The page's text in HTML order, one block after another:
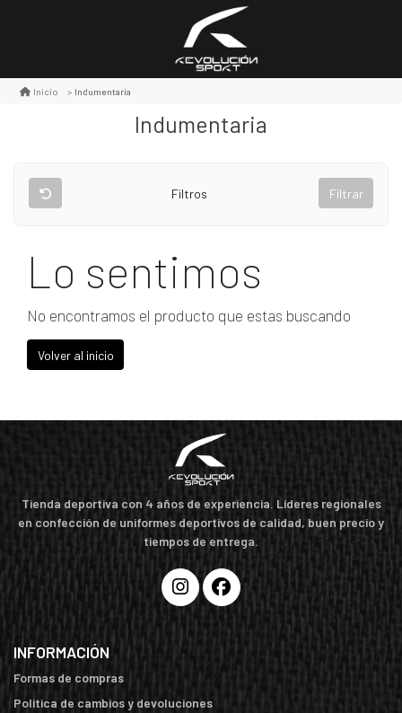
Inicio Indumentaria
Indumentaria
Filtros Filtrar
Lo sentimos
No encontramos el producto que estas buscando
Volver al inicio
Tienda deportiva con 4 años de experiencia. Líderes regionales
en confección de uniformes deportivos de calidad, buen precio y
tiempos de entrega.
INFORMACIÓN
Formas de compras
Política de cambios y devoluciones